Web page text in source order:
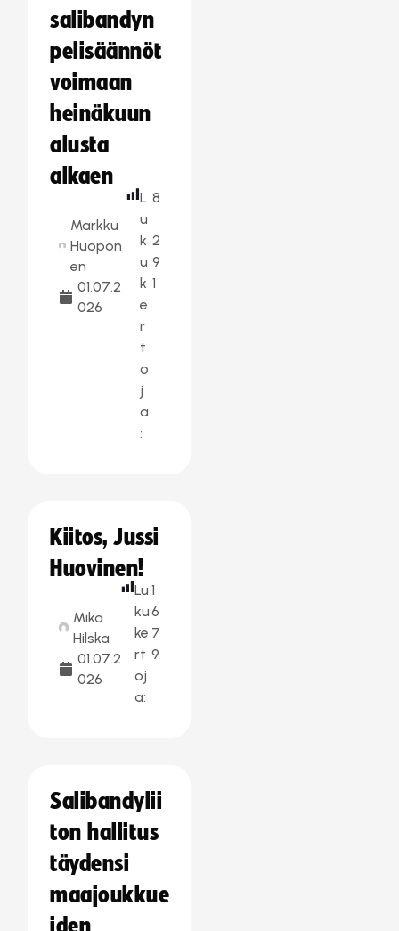
salibandyn
pelisäännöt
voimaan
heinäkuun
alusta
alkaen
Markku
Huopon
en
01.07.2
026
L
u
k
u
k
e
r
t
o
j
a
:
8
2
9
1
Kiitos, Jussi
Huovinen!
Mika
Hilska
01.07.2
026
Lu
ku
ke
rt
oj
a:
1
6
7
9
Salibandylii
ton hallitus
täydensi
maajoukkue